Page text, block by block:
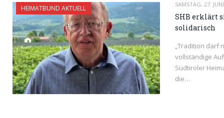
HEIMATBUND AKTUELL SAMSTAG, 27.
SHB erklärt
solidarisch
„Tradition darf
vollständige
Südtiroler
die…